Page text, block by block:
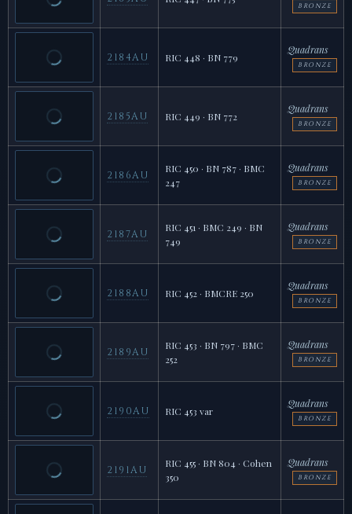
BRONZE
2184AU RIC 448 · BN 779
Quadrans
BRONZE
2185AU RIC 449 · BN 772
Quadrans
BRONZE
2186AU
RIC 450 · BN 787 · BMC
247
Quadrans
BRONZE
2187AU
RIC 451 · BMC 249 · BN
749
Quadrans
BRONZE
2188AU RIC 452 · BMCRE 250
Quadrans
BRONZE
2189AU
RIC 453 · BN 797 · BMC
252
Quadrans
BRONZE
2190AU RIC 453 var
Quadrans
BRONZE
2191AU
RIC 455 · BN 804 · Cohen
350
Quadrans
BRONZE